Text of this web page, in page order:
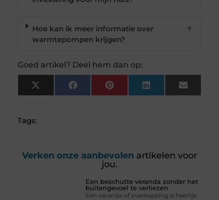
Hoe kan ik meer informatie over
warmtepompen krijgen?
▼
Goed artikel? Deel hem dan op:
X
(Twitter)
FacebookPinterest LinkedIn Email
Tags:
Verken onze aanbevolen artikelen voor
jou.
Een beschutte veranda zonder het
buitengevoel te verliezen
Een veranda of overkapping is heerlijk